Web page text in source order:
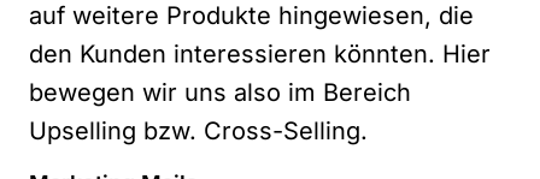
auf weitere Produkte hingewiesen, die
den Kunden interessieren könnten. Hier
bewegen wir uns also im Bereich
Upselling bzw. Cross-Selling.